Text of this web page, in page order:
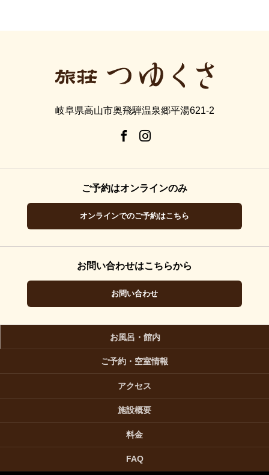
岐阜県高山市奥飛騨温泉郷平湯621-2
ご予約はオンラインのみ
オンラインでのご予約はこちら
お問い合わせはこちらから
お問い合わせ
お風呂・館内
ご予約・空室情報
アクセス
施設概要
料金
FAQ